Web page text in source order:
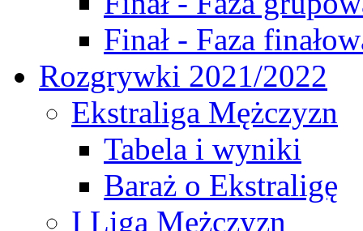
Finał - Faza
Rozgrywki 2021/2022
Ekstraliga Mężczyzn
Tabela i wyniki
Baraż o Ekstraligę
I Liga Mężczyzn